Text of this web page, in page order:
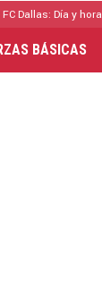
Dallas: Día y hora
BÁSICAS